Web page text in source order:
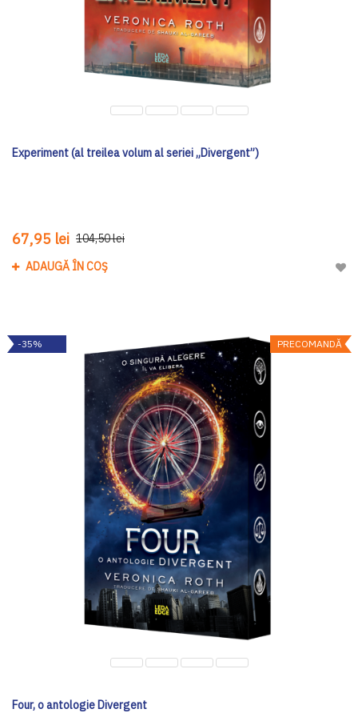
Experiment (al treilea volum al seriei „Divergent”)
67,95 lei 104,50 lei
ADAUGĂ ÎN COȘ
PRECOMANDĂ
-35%
Four, o antologie Divergent